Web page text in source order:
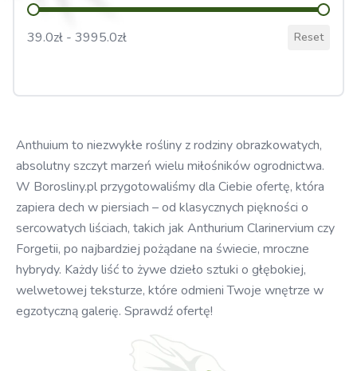
Cena:
39.0zł - 3995.0zł Reset
Anthuium to niezwykłe rośliny z rodziny obrazkowatych,
absolutny szczyt marzeń wielu miłośników ogrodnictwa.
W Borosliny.pl przygotowaliśmy dla Ciebie ofertę, która
zapiera dech w piersiach – od klasycznych piękności o
sercowatych liściach, takich jak Anthurium Clarinervium czy
Forgetii, po najbardziej pożądane na świecie, mroczne
hybrydy. Każdy liść to żywe dzieło sztuki o głębokiej,
welwetowej teksturze, które odmieni Twoje wnętrze w
egzotyczną galerię. Sprawdź ofertę!